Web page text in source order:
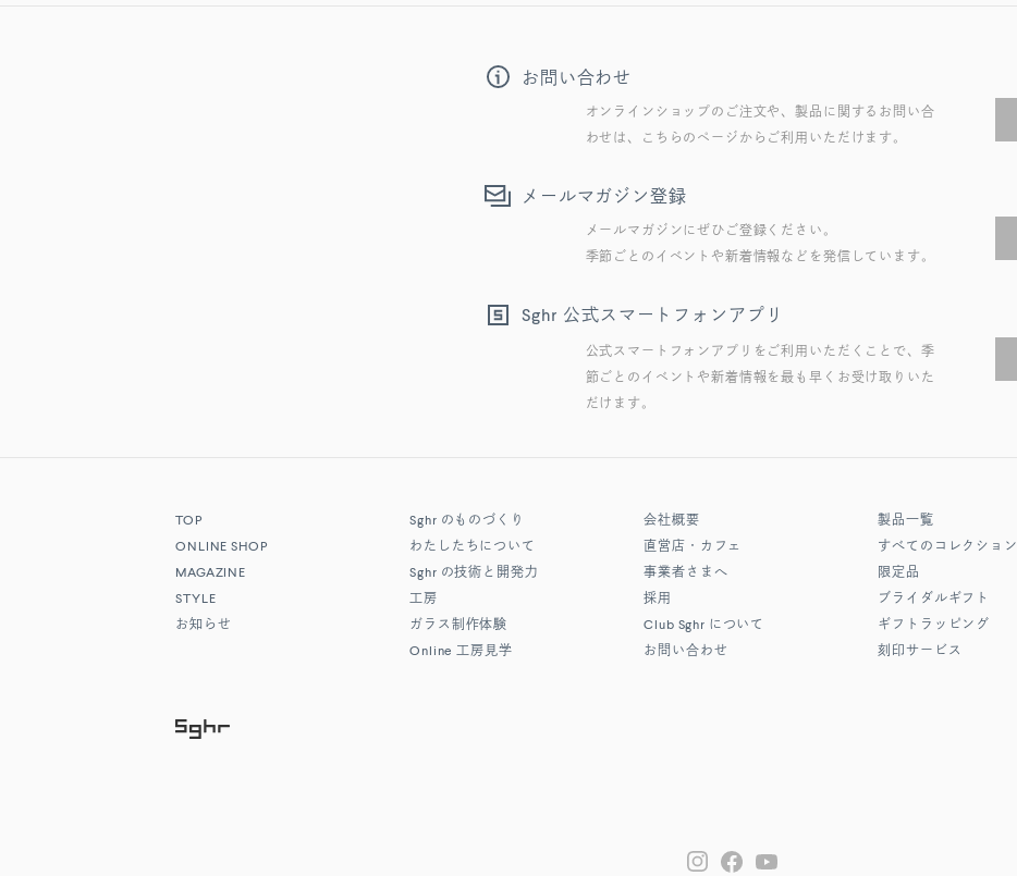
お問い合わせ
オンラインショップのご注文や、製品に関するお問い合
わせは、こちらのページからご利用いただけます。
メールマガジン登録
メールマガジンにぜひご登録ください。
季節ごとのイベントや新着情報などを発信しています。
Sghr 公式スマートフォンアプリ
公式スマートフォンアプリをご利用いただくことで、季
節ごとのイベントや新着情報を最も早くお受け取りいた
だけます。
TOP
ONLINE SHOP
MAGAZINE
STYLE
お知らせ
Sghr のものづくり
わたしたちについて
Sghr の技術と開発力
工房
ガラス制作体験
Online 工房見学
会社概要
直営店・カフェ
事業者さまへ
採用
Club Sghr について
お問い合わせ
製品一覧
すべてのコレクション
限定品
ブライダルギフト
ギフトラッピング
刻印サービス